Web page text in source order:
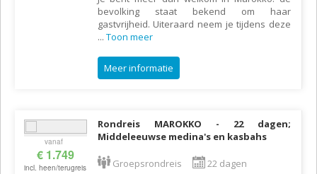
bevolking staat bekend om haar
gastvrijheid. Uiteraard neem je tijdens deze
... Toon meer
Meer informatie
vanaf
€ 1.749
incl. heen/terugreis
Rondreis MAROKKO - 22 dagen;
Middeleeuwse medina's en kasbahs
Groepsrondreis
22 dagen